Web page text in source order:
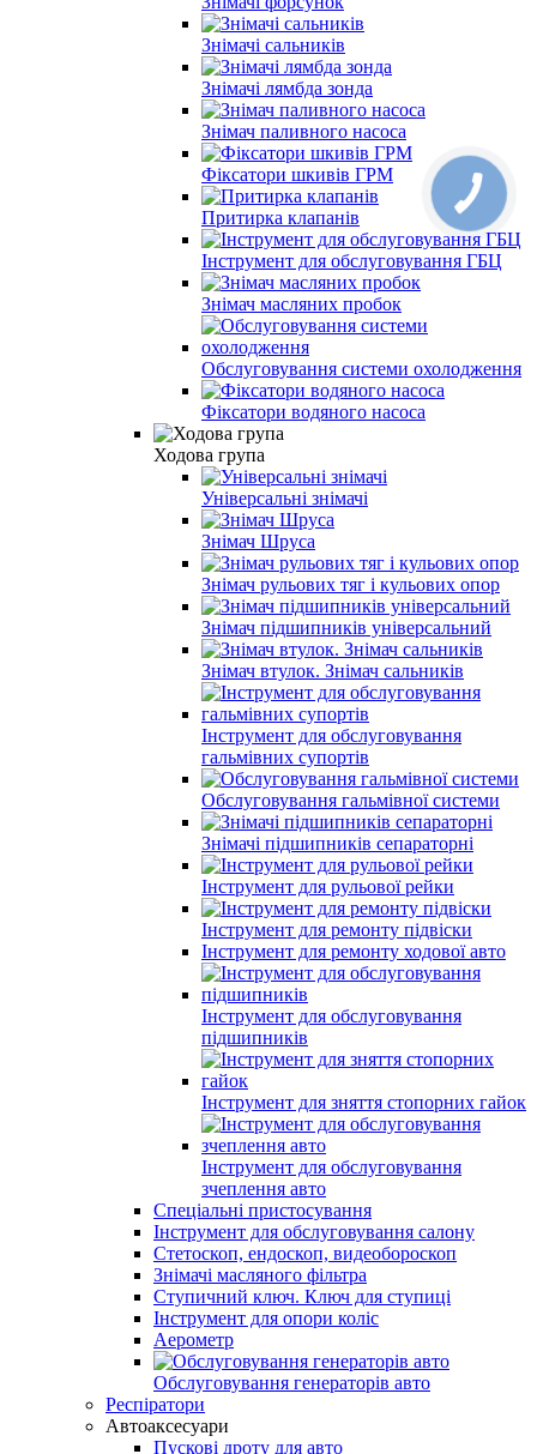
Знімачі сальників
Знімачі лямбда зонда
Знімач паливного насоса
Фіксатори шкивів ГРМ
Притирка клапанів
Інструмент для обслуговування ГБЦ
Знімач масляних пробок
Обслуговування системи охолодження
Фіксатори водяного насоса
Ходова група
Універсальні знімачі
Знімач Шруса
Знімач рульових тяг і кульових опор
Знімач підшипників універсальний
Знімач втулок. Знімач сальників
Інструмент для обслуговування
гальмівних супортів
Обслуговування гальмівної системи
Знімачі підшипників сепараторні
Інструмент для рульової рейки
Інструмент для ремонту підвіски
Інструмент для ремонту ходової авто
Інструмент для обслуговування
підшипників
Інструмент для зняття стопорних гайок
Інструмент для обслуговування
зчеплення авто
Спеціальні пристосування
Інструмент для обслуговування салону
Стетоскоп, ендоскоп, видеобороскоп
Знімачі масляного фільтра
Ступичний ключ. Ключ для ступиці
Інструмент для опори коліс
Аерометр
Обслуговування генераторів авто
Респіратори
Автоаксесуари
Пускові дроту для авто